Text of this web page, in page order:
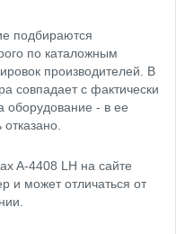
подбираются
по каталожным
производителей. В
совпадает с фактически
оборудование - в ее
A-4408 LH на сайте
и может отличаться от